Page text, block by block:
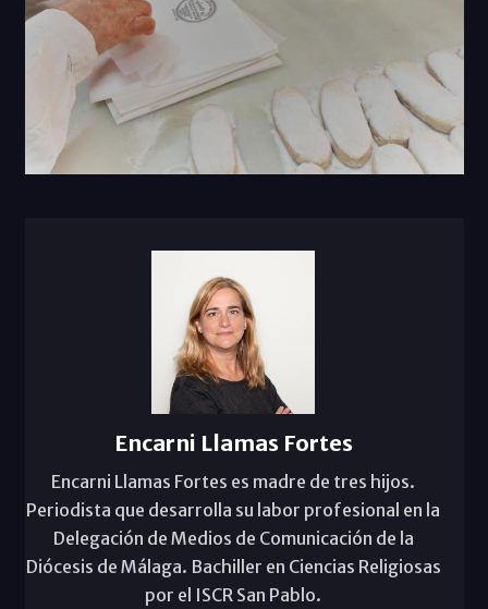
Encarni Llamas Fortes
Encarni Llamas Fortes es madre de tres hijos.
Periodista que desarrolla su labor profesional en la
Delegación de Medios de Comunicación de la
Diócesis de Málaga. Bachiller en Ciencias Religiosas
por el ISCR San Pablo.